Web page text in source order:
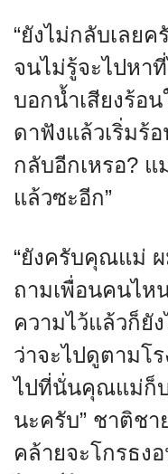
“ยังไม่กลับเลย
จนไม่รู้จะไปหา
บอกน้ำเสียงร้อ
ดาฟังแล้วเริ่มร้
กลับอีกเหรอ?
แล้วซะอีก”
“ยังครับคุณแม่
ถามเพื่อนคนไห
ความไว้แล้วก็ยัง
ว่าจะไปดูตามโ
ไปที่นั่นคุณแม่ก็บ
นะครับ” ชาติชา
คล้ายจะโกรธง